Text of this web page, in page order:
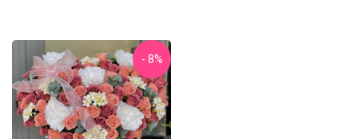
- 8%